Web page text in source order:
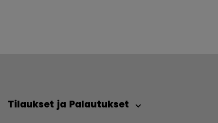
Tilaukset ja Palautukset